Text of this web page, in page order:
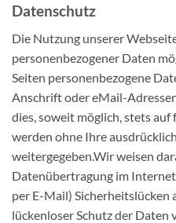
Datenschutz
Die Nutzung unserer
personenbezogener Daten
Seiten personenbezogene
Anschrift oder eMail-
dies, soweit möglich, stets
werden ohne Ihre
weitergegeben.Wir weisen
Datenübertragung im
per E-Mail) Sicherheitslücken
lückenloser Schutz der